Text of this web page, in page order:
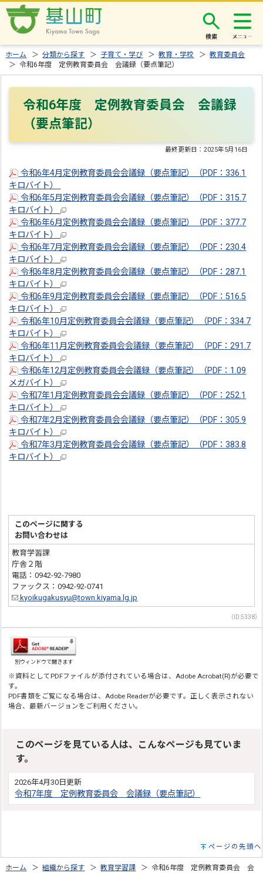
検索
ホーム ＞分類から探す ＞ 子育て・学び ＞教育・学校 ＞教育委員会
＞ 令和6年度 定例教育委員会 会議録（要点筆記）
令和6年度 定例教育委員会 会議録
（要点筆記）
最終更新日：2025年5月16日
令和6年4月定例教育委員会会議録（要点筆記）（PDF：336.1
キロバイト）
令和6年5月定例教育委員会会議録（要点筆記）（PDF：315.7
キロバイト）
令和6年6月定例教育委員会会議録（要点筆記）（PDF：377.7
キロバイト）
令和6年7月定例教育委員会会議録（要点筆記）（PDF：230.4
キロバイト）
令和6年8月定例教育委員会会議録（要点筆記）（PDF：287.1
キロバイト）
令和6年9月定例教育委員会会議録（要点筆記）（PDF：516.5
キロバイト）
令和6年10月定例教育委員会会議録（要点筆記）（PDF：334.7
キロバイト）
令和6年11月定例教育委員会会議録（要点筆記）（PDF：291.7
キロバイト）
令和6年12月定例教育委員会会議録（要点筆記）（PDF：1.09
メガバイト）
令和7年1月定例教育委員会会議録（要点筆記）（PDF：252.1
キロバイト）
令和7年2月定例教育委員会会議録（要点筆記）（PDF：305.9
キロバイト）
令和7年3月定例教育委員会会議録（要点筆記）（PDF：383.8
キロバイト）
このページに関する
お問い合わせは
教育学習課
庁舎２階
電話：0942-92-7980
ファックス：0942-92-0741
kyoikugakusyu@town.kiyama.lg.jp
（ID:5338）
別ウィンドウで開きます
※資料としてPDFファイルが添付されている場合は、Adobe Acrobat(R)が必要で
す。
PDF書類をご覧になる場合は、Adobe Readerが必要です。正しく表示されない
場合、最新バージョンをご利用ください。
このページを見ている人は、こんなページも見ていま
す。
2026年4月30日更新
令和7年度 定例教育委員会 会議録（要点筆記）
ページの先頭へ
ホーム ＞組織から探す ＞教育学習課 ＞ 令和6年度 定例教育委員会 会